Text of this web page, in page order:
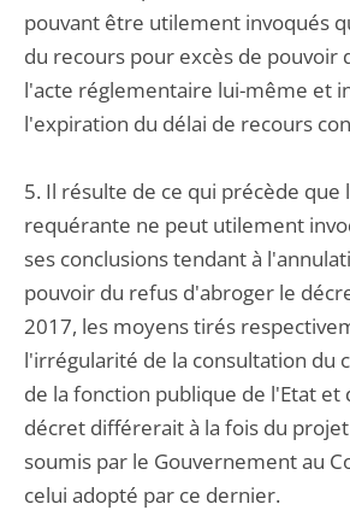
pouvant être utilement invoqués
du recours pour excès de pouvoir
l'acte réglementaire lui-même et
l'expiration du délai de recours
5. Il résulte de ce qui précède que
requérante ne peut utilement
ses conclusions tendant à
pouvoir du refus d'abroger le
2017, les moyens tirés
l'irrégularité de la consultation du
de la fonction publique de l'Etat et
décret différerait à la fois du
soumis par le Gouvernement au
celui adopté par ce dernier.